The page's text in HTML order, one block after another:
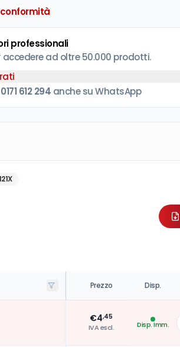
professionali
ad oltre 50.000 prodotti.
0171 612 294 anche su WhatsApp
Prezzo Disp.
€4,45
IVA escl. Disp. Imm.